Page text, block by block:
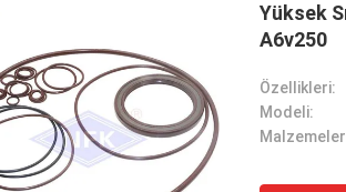
Yüksek
A6v250
Özellikleri:
Modeli: